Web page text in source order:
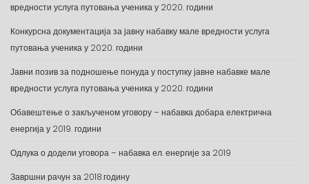
вредности услуга путовања ученика у 2020. години
Конкурсна документација за јавну набавку мале вредности услуга
путовања ученика у 2020. години
Јавни позив за подношење понуда у поступку јавне набавке мале
вредности услуга путовања ученика у 2020. години
Обавештење о закљученом уговору – набавка добара електрична
енергија у 2019. години
Одлука о додели уговора – набавка ел. енергије за 2019
Завршни рачун за 2018.годину